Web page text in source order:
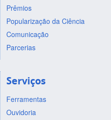
Prêmios
Popularização da Ciência
Comunicação
Parcerias
Serviços
Ferramentas
Ouvidoria